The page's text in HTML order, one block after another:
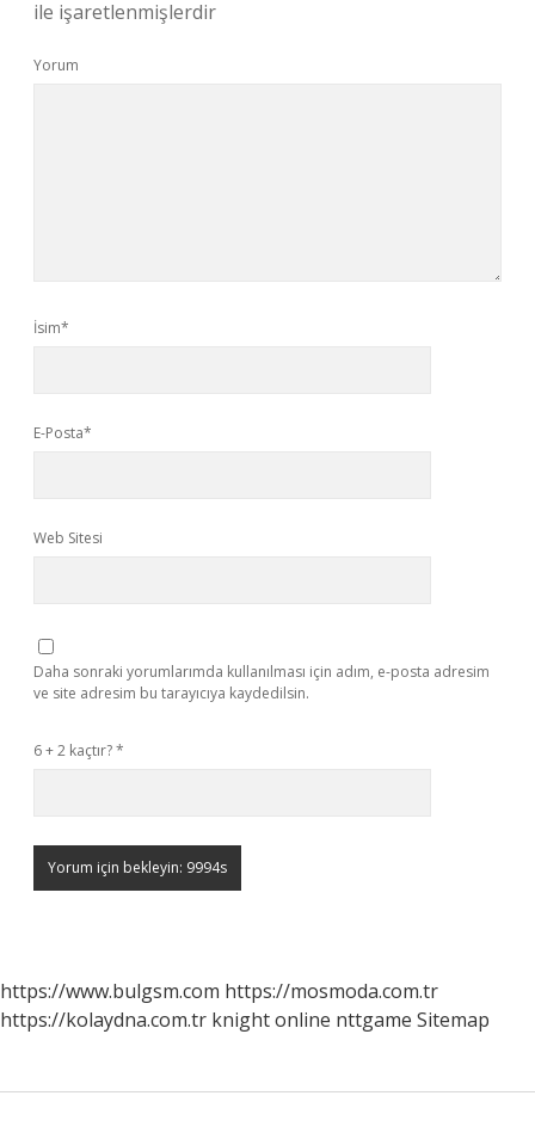
ile işaretlenmişlerdir
Yorum
İsim*
E-Posta*
Web Sitesi
Daha sonraki yorumlarımda kullanılması için adım, e-posta adresim
ve site adresim bu tarayıcıya kaydedilsin.
6 + 2 kaçtır?*
https://www.bulgsm.com https://mosmoda.com.tr
https://kolaydna.com.tr knight online nttgame Sitemap